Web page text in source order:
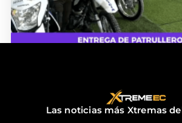
No hay comentarios
Las noticias más Xtremas